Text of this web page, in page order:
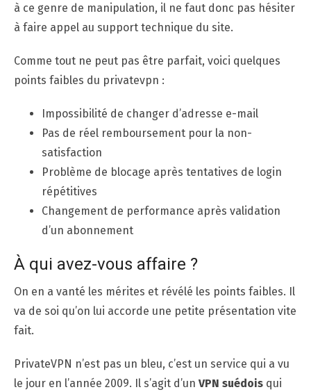
à ce genre de manipulation, il ne faut donc pas hésiter
à faire appel au support technique du site.
Comme tout ne peut pas être parfait, voici quelques
points faibles du privatevpn :
Impossibilité de changer d’adresse e-mail
Pas de réel remboursement pour la non-
satisfaction
Problème de blocage après tentatives de login
répétitives
Changement de performance après validation
d’un abonnement
À qui avez-vous affaire ?
On en a vanté les mérites et révélé les points faibles. Il
va de soi qu’on lui accorde une petite présentation vite
fait.
PrivateVPN n’est pas un bleu, c’est un service qui a vu
le jour en l’année 2009. Il s’agit d’un VPN suédois qui